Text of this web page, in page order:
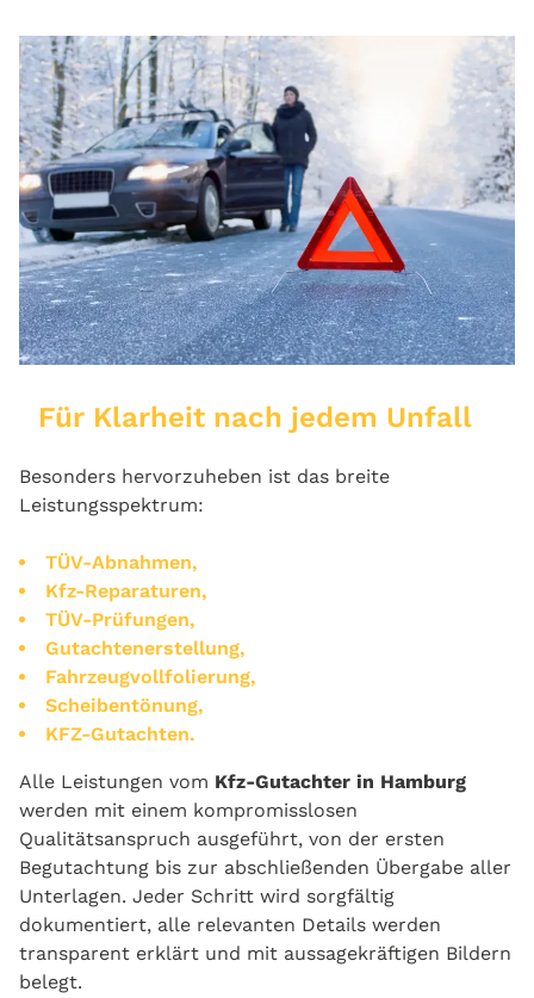
Für Klarheit nach jedem Unfall
Besonders hervorzuheben ist das breite
Leistungsspektrum:
TÜV-Abnahmen,
Kfz-Reparaturen,
TÜV-Prüfungen,
Gutachtenerstellung,
Fahrzeugvollfolierung,
Scheibentönung,
KFZ-Gutachten.
Alle Leistungen vom Kfz-Gutachter in Hamburg
werden mit einem kompromisslosen
Qualitätsanspruch ausgeführt, von der ersten
Begutachtung bis zur abschließenden Übergabe aller
Unterlagen. Jeder Schritt wird sorgfältig
dokumentiert, alle relevanten Details werden
transparent erklärt und mit aussagekräftigen Bildern
belegt.